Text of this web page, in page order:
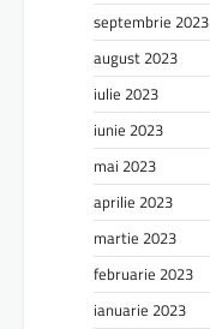
septembrie 2023
august 2023
iulie 2023
iunie 2023
mai 2023
aprilie 2023
martie 2023
februarie 2023
ianuarie 2023